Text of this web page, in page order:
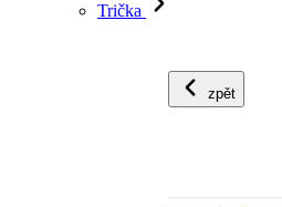
Trička
zpět